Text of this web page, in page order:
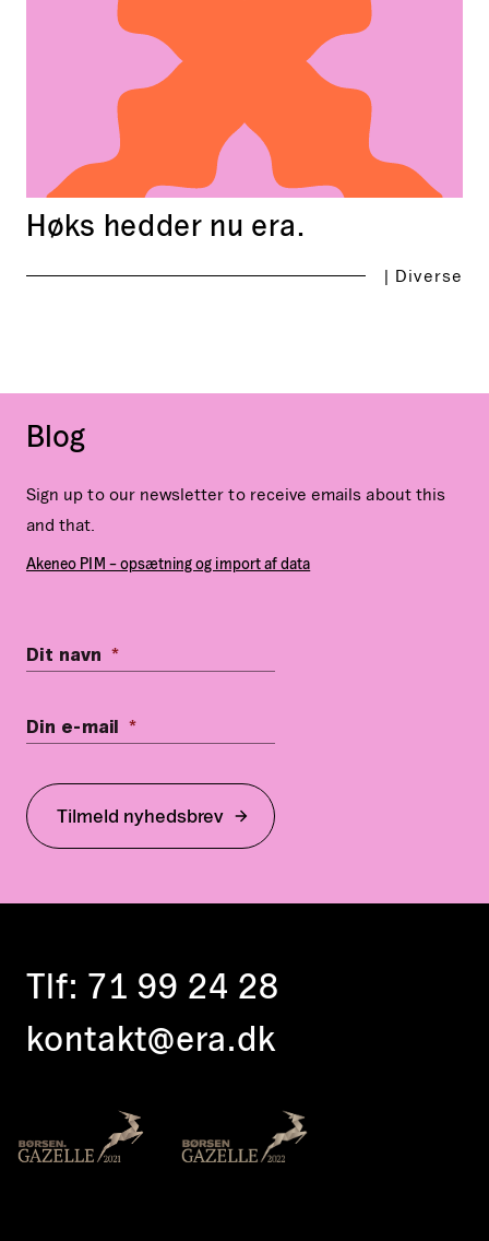
| Diverse
Høks hedder nu era.
Blog
Sign up to our newsletter to receive emails about this
and that.
Akeneo PIM – opsætning og import af data
Dit navn *
Din e-mail *
Tilmeld nyhedsbrev
Tlf: 71 99 24 28
kontakt@era.dk